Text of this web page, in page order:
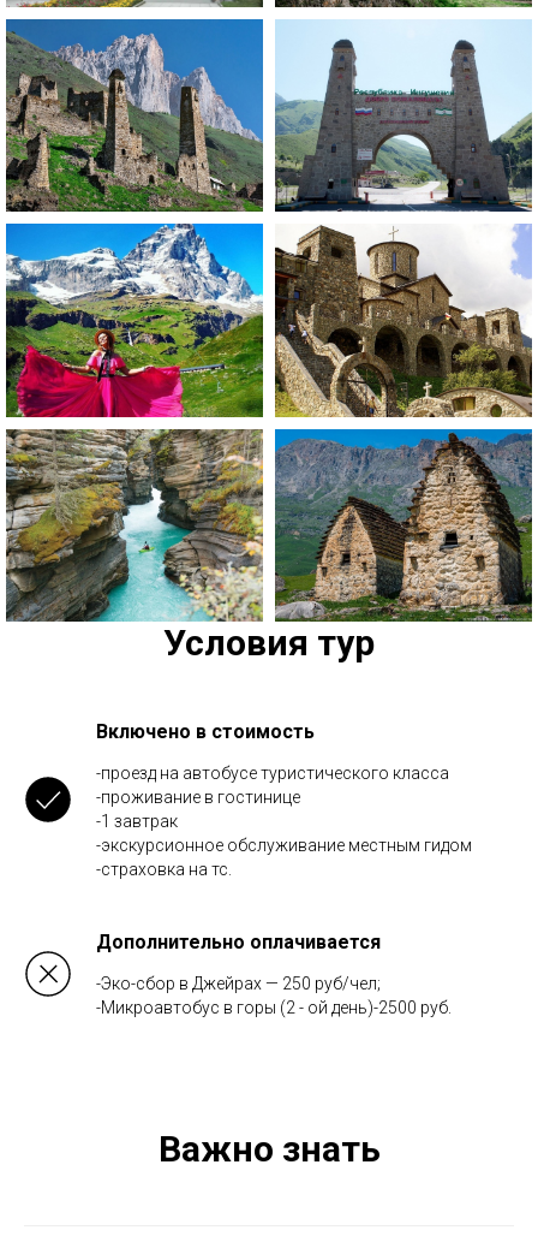
Условия тур
Включено в стоимость
-проезд на автобусе туристического класса
-проживание в гостинице
-1 завтрак
-экскурсионное обслуживание местным гидом
-страховка на тс.
Дополнительно оплачивается
-Эко-сбор в Джейрах — 250 руб/чел;
-Микроавтобус в горы (2 - ой день)-2500 руб.
Важно знать